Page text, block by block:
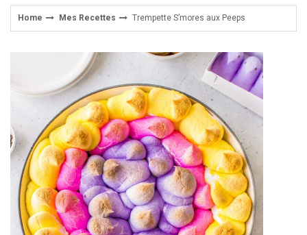
Home Mes Recettes Trempette S’mores aux Peeps